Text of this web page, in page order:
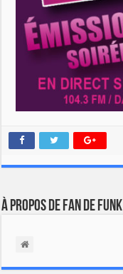
À propos de Fan de Funk